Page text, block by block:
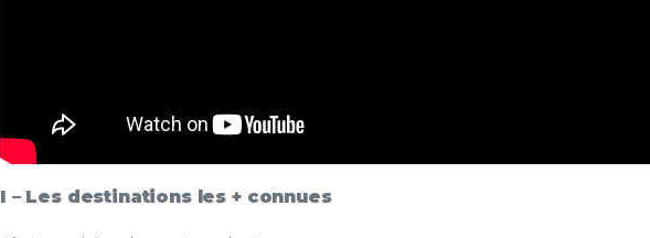
I – Les destinations les + connues